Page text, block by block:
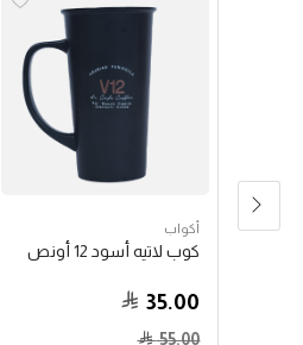
أكواب
كوب لاتيه أسود 12 أونص
35.00
55.00